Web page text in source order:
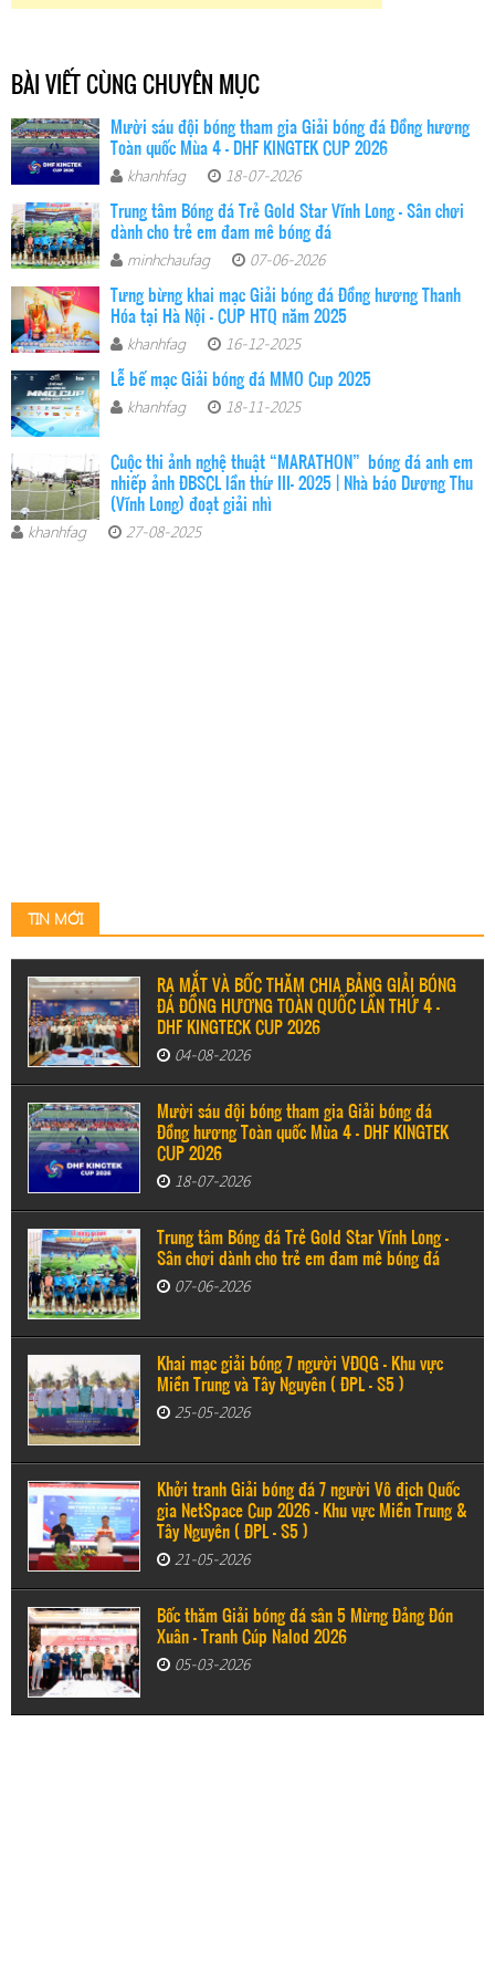
BÀI VIẾT CÙNG CHUYÊN MỤC
Mười sáu đội bóng tham gia Giải bóng đá Đồng hương
Toàn quốc Mùa 4 - DHF KINGTEK CUP 2026
khanhfag 18-07-2026
Trung tâm Bóng đá Trẻ Gold Star Vĩnh Long - Sân chơi
dành cho trẻ em đam mê bóng đá
minhchaufag 07-06-2026
Tưng bừng khai mạc Giải bóng đá Đồng hương Thanh
Hóa tại Hà Nội – CUP HTQ năm 2025
khanhfag 16-12-2025
Lễ bế mạc Giải bóng đá MMO Cup 2025
khanhfag 18-11-2025
Cuộc thi ảnh nghệ thuật “MARATHON” bóng đá anh em
nhiếp ảnh ĐBSCL lần thứ III- 2025 | Nhà báo Dương Thu
(Vĩnh Long) đoạt giải nhì
khanhfag 27-08-2025
TIN MỚI
RA MẮT VÀ BỐC THĂM CHIA BẢNG GIẢI BÓNG
ĐÁ ĐỒNG HƯƠNG TOÀN QUỐC LẦN THỨ 4 –
DHF KINGTECK CUP 2026
04-08-2026
Mười sáu đội bóng tham gia Giải bóng đá
Đồng hương Toàn quốc Mùa 4 - DHF KINGTEK
CUP 2026
18-07-2026
Trung tâm Bóng đá Trẻ Gold Star Vĩnh Long -
Sân chơi dành cho trẻ em đam mê bóng đá
07-06-2026
Khai mạc giải bóng 7 người VĐQG - Khu vực
Miền Trung và Tây Nguyên ( ĐPL - S5 )
25-05-2026
Khởi tranh Giải bóng đá 7 người Vô địch Quốc
gia NetSpace Cup 2026 – Khu vực Miền Trung &
Tây Nguyên ( ĐPL - S5 )
21-05-2026
Bốc thăm Giải bóng đá sân 5 Mừng Đảng Đón
Xuân - Tranh Cúp Nalod 2026
05-03-2026